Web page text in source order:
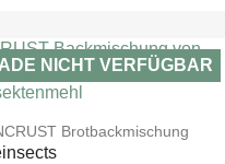
 Vorschau
Brotbackmischung
NICHT VERFÜGBAR